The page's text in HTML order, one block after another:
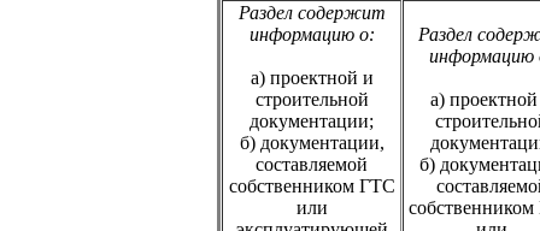
Раздел содержит
информацию о:
а) проектной и
строительной
документации;
б) документации,
составляемой
собственником ГТС
или
Раздел
информацию
а)
б)